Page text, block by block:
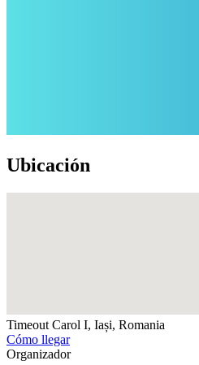
Ubicación
Timeout Carol I, Iași, Romania
Cómo llegar
Organizador